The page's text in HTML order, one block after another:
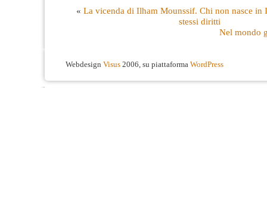
« La vicenda di Ilham Mounssif. Chi non nasce in
stessi diritti
Nel mondo
Webdesign Visus 2006, su piattaforma WordPress